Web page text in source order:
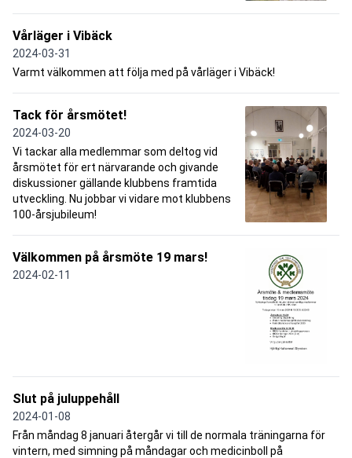
Vårläger i Vibäck
2024-03-31
Varmt välkommen att följa med på vårläger i Vibäck!
Tack för årsmötet!
2024-03-20
Vi tackar alla medlemmar som deltog vid
årsmötet för ert närvarande och givande
diskussioner gällande klubbens framtida
utveckling. Nu jobbar vi vidare mot klubbens
100-årsjubileum!
Välkommen på årsmöte 19 mars!
2024-02-11
Slut på juluppehåll
2024-01-08
Från måndag 8 januari återgår vi till de normala träningarna för
vintern, med simning på måndagar och medicinboll på